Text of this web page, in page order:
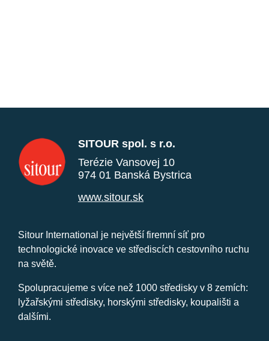
SITOUR spol. s r.o.
Terézie Vansovej 10
974 01 Banská Bystrica
www.sitour.sk
Sitour International je největší firemní síť pro
technologické inovace ve střediscích cestovního ruchu
na světě.
Spolupracujeme s více než 1000 středisky v 8 zemích:
lyžařskými středisky, horskými středisky, koupališti a
dalšími.